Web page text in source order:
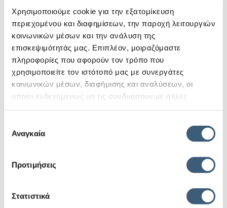
Χρησιμοποιούμε cookie για την εξατομίκευση
περιεχομένου και διαφημίσεων, την παροχή λειτουργιών
κοινωνικών μέσων και την ανάλυση της
επισκεψιμότητάς μας. Επιπλέον, μοιραζόμαστε
πληροφορίες που αφορούν τον τρόπο που
χρησιμοποιείτε τον ιστότοπό μας με συνεργάτες
κοινωνικών μέσων, διαφήμισης και αναλύσεων, οι
οποίοι ενδεχομένως να τις συνδυάσουν με άλλες
των υπηρεσιών τους.
συγκατάθεσης
Αναγκαία
Προτιμήσεις
Στατιστικά
“Επενδυτικές ευκαιρίες στην
Αφρικανικό Επιμελητήριο, το